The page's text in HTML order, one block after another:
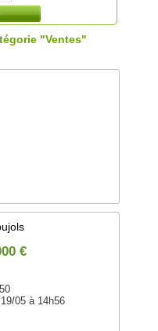
"Ventes"
€
05 à 14h56